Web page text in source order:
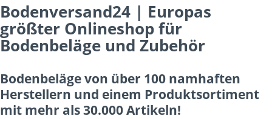
Bodenversand24 | Europas
größter Onlineshop für
Bodenbeläge und Zubehör
Bodenbeläge von über 100 namhaften
Herstellern und einem Produktsortiment
mit mehr als 30.000 Artikeln!